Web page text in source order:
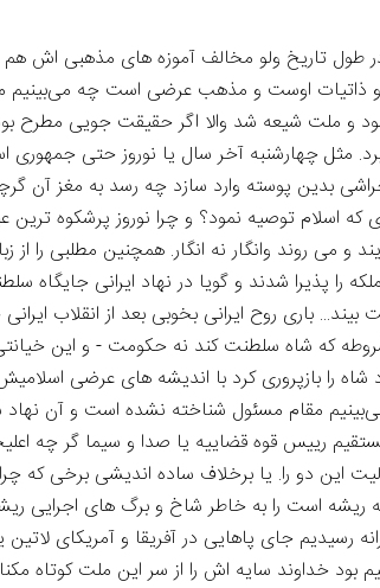
در طول تاریخ ولو مخالف آموزه های مذهبی
ذاتیات اوست و مذهب عرضی است چه می‌بینیم
و ملت شیعه شد والا اگر حقیقت جویی مطرح
مثل چهارشنبه آخر سال یا نوروز حتی
بدین پوسته وارد سازد چه رسد به مغز آن
و می روند وانگار نه انگار. همچنین مطلبی را
پذیرا شدند و گویا در نهاد ایرانی جایگاه
باری روح ایرانی بخوبی بعد از انقلاب
که شاه سلطنت کند نه حکومت - و این
شاه را بازپروری کرد با اندیشه های عرضی
می‌بینیم مقام مسئول شناخته نشده است و آن
رییس قوه قضاییه یا صدا و سیما گر چه
این دو را. یا برخلاف ساده اندیشی برخی که
مقدس ۲۵۰۰ ساله بلکه بسی بیشتر که ریشه است را به خاطر شاخ و
جای پاهایی در آفریقا و آمریکای
بود خداوند سایه اش را از سر این ملت کوتاه